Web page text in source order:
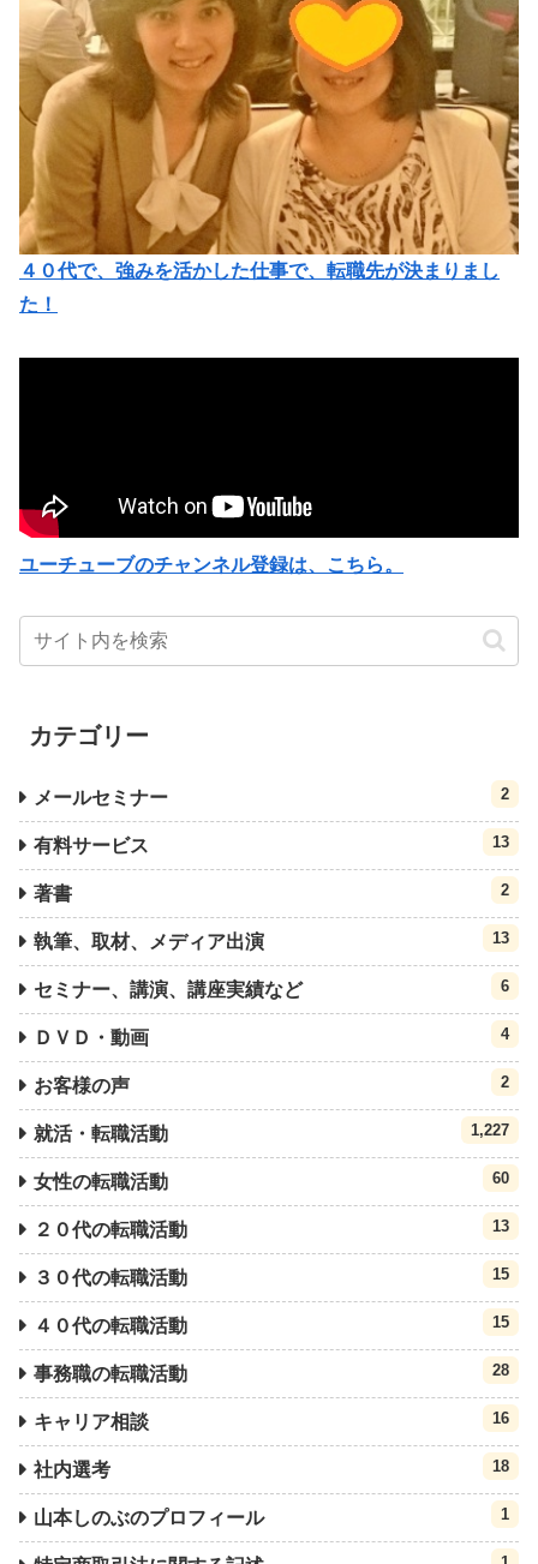
４０代で、強みを活かした仕事で、転職先が決まりまし
た！
ユーチューブのチャンネル登録は、こちら。
カテゴリー
メールセミナー 2
有料サービス 13
著書 2
執筆、取材、メディア出演 13
セミナー、講演、講座実績など 6
ＤＶＤ・動画 4
お客様の声 2
就活・転職活動 1,227
女性の転職活動 60
２０代の転職活動 13
３０代の転職活動 15
４０代の転職活動 15
事務職の転職活動 28
キャリア相談 16
社内選考 18
山本しのぶのプロフィール 1